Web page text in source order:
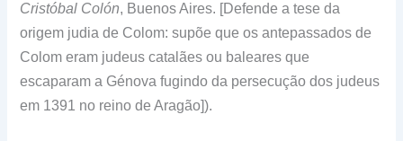
Cristóbal Colón, Buenos Aires. [Defende a tese da
origem judia de Colom: supõe que os antepassados de
Colom eram judeus catalães ou baleares que
escaparam a Génova fugindo da persecução dos judeus
em 1391 no reino de Aragão]).